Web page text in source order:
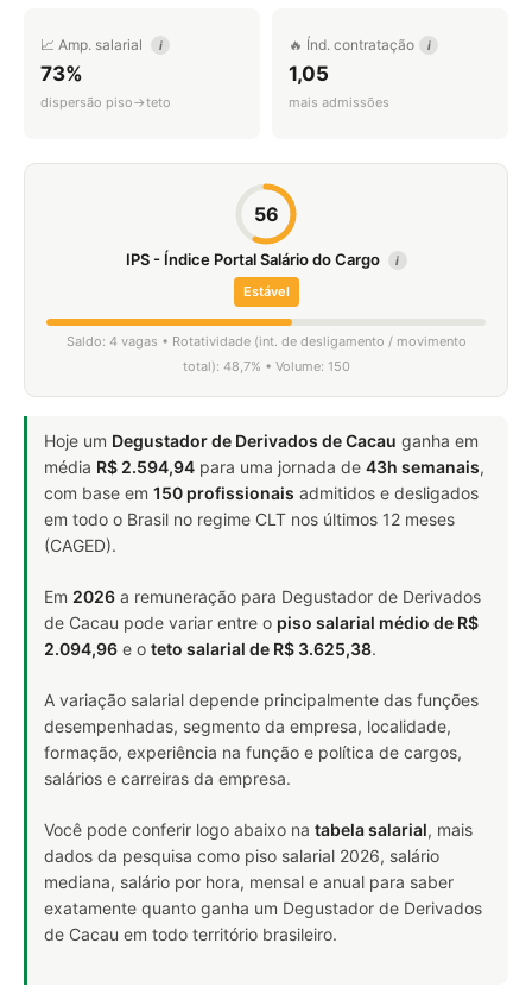
📈 Amp. salarial i
73%
dispersão piso→teto
🔥 Índ. contratação i
1,05
mais admissões
56
IPS - Índice Portal Salário do Cargo i
Estável
Saldo: 4 vagas • Rotatividade (int. de desligamento / movimento
total): 48,7% • Volume: 150
Hoje um Degustador de Derivados de Cacau ganha em
média R$ 2.594,94 para uma jornada de 43h semanais,
com base em 150 profissionais admitidos e desligados
em todo o Brasil no regime CLT nos últimos 12 meses
(CAGED).
Em 2026 a remuneração para Degustador de Derivados
de Cacau pode variar entre o piso salarial médio de R$
2.094,96 e o teto salarial de R$ 3.625,38.
A variação salarial depende principalmente das funções
desempenhadas, segmento da empresa, localidade,
formação, experiência na função e política de cargos,
salários e carreiras da empresa.
Você pode conferir logo abaixo na tabela salarial, mais
dados da pesquisa como piso salarial 2026, salário
mediana, salário por hora, mensal e anual para saber
exatamente quanto ganha um Degustador de Derivados
de Cacau em todo território brasileiro.